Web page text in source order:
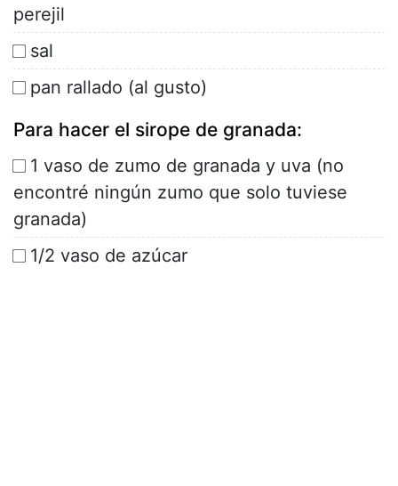
perejil
sal
pan rallado (al gusto)
Para hacer el sirope de granada:
1 vaso de zumo de granada y uva (no
encontré ningún zumo que solo tuviese
granada)
1/2 vaso de azúcar